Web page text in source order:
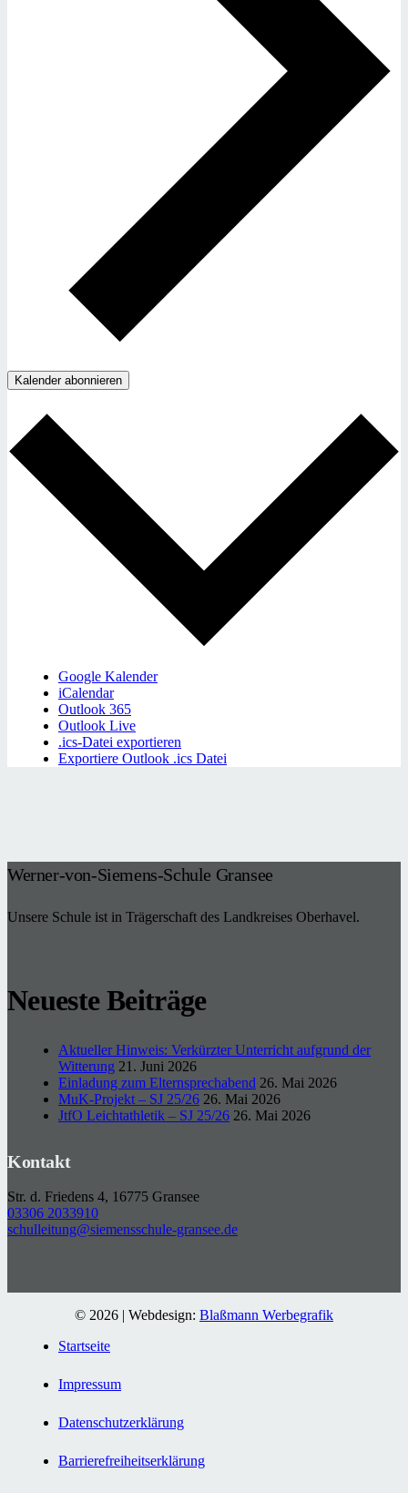
Kalender abonnieren
Google Kalender
iCalendar
Outlook 365
Outlook Live
.ics-Datei exportieren
Exportiere Outlook .ics Datei
Werner-von-Siemens-Schule Gransee
Unsere Schule ist in Trägerschaft des Landkreises Oberhavel.
Neueste Beiträge
Aktueller Hinweis: Verkürzter Unterricht aufgrund der
Witterung 21. Juni 2026
Einladung zum Elternsprechabend 26. Mai 2026
MuK-Projekt – SJ 25/26 26. Mai 2026
JtfO Leichtathletik – SJ 25/26 26. Mai 2026
Kontakt
Str. d. Friedens 4, 16775 Gransee
03306 2033910
schulleitung@siemensschule-gransee.de
© 2026 | Webdesign: Blaßmann Werbegrafik
Startseite
Impressum
Datenschutzerklärung
Barrierefreiheitserklärung